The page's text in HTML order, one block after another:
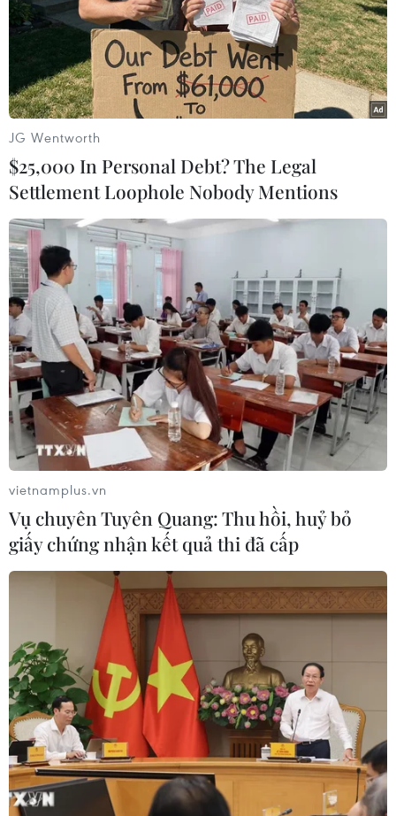
Vụ Facebook chặn các trang tin tại
Australia: Nguyên nhân và ảnh hưởng
23/02/2021 09:20
Facebook sẽ phải tuân theo dự luật mới, theo đó gã
khổng lồ này được yêu cầu phải trả tiền cho các nhà
xuất bản nếu "nội dung tin tức" được đăng trên nền
tảng này.
Facebook phát triển loạt công cụ ngăn
chặn nội dung gây hại cho trẻ em
24/02/2021 03:44
Facebook đang phát triển những giải pháp cụ thể, bao
JG Wentworth
$25,000 In Personal Debt? The Legal
Settlement Loophole Nobody Mentions
vietnamplus.vn
Vụ chuyên Tuyên Quang: Thu hồi, huỷ bỏ
giấy chứng nhận kết quả thi đã cấp